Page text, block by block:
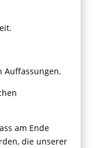
Auffassungen.
am Ende
die unserer